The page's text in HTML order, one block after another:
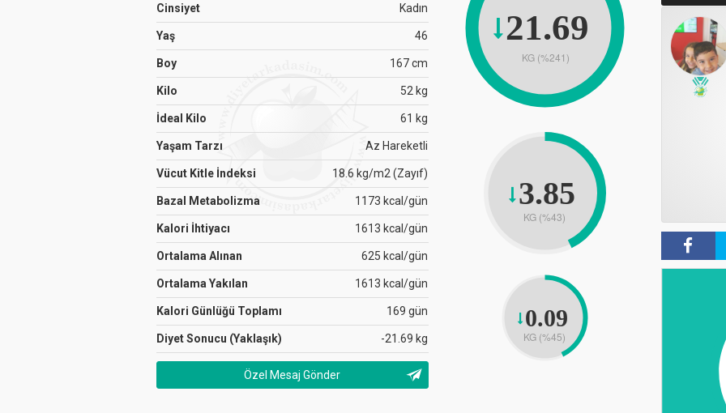
Cinsiyet Kadın
Yaş 46
Boy 167 cm
Kilo 52 kg
İdeal Kilo 61 kg
Yaşam Tarzı Az Hareketli
Vücut Kitle İndeksi 18.6 kg/m2 (Zayıf)
Bazal Metabolizma 1173 kcal/gün
Kalori İhtiyacı 1613 kcal/gün
Ortalama Alınan 625 kcal/gün
Ortalama Yakılan 1613 kcal/gün
Kalori Günlüğü Toplamı 169 gün
Diyet Sonucu (Yaklaşık) -21.69 kg
Özel Mesaj Gönder
21.69
KG (%241)
3.85
KG (%43)
0.09
KG (%45)